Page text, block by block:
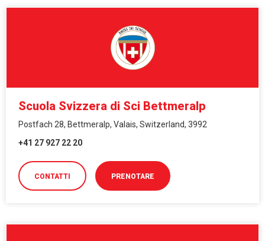
Scuola Svizzera di Sci Bettmeralp
Postfach 28, Bettmeralp, Valais, Switzerland, 3992
+41 27 927 22 20
CONTATTI PRENOTARE